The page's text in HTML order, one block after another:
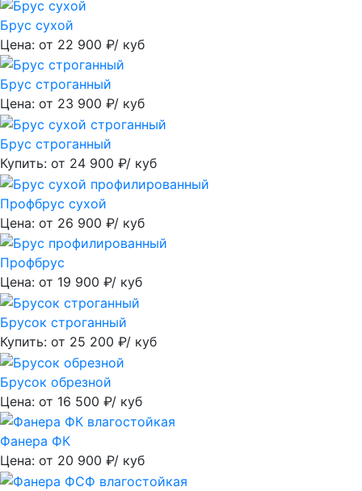
Брус сухой
Цена: от 22 900 ₽/ куб
Брус строганный
Цена: от 23 900 ₽/ куб
Брус строганный
Купить: от 24 900 ₽/ куб
Профбрус сухой
Цена: от 26 900 ₽/ куб
Профбрус
Цена: от 19 900 ₽/ куб
Брусок строганный
Купить: от 25 200 ₽/ куб
Брусок обрезной
Цена: от 16 500 ₽/ куб
Фанера ФК
Цена: от 20 900 ₽/ куб